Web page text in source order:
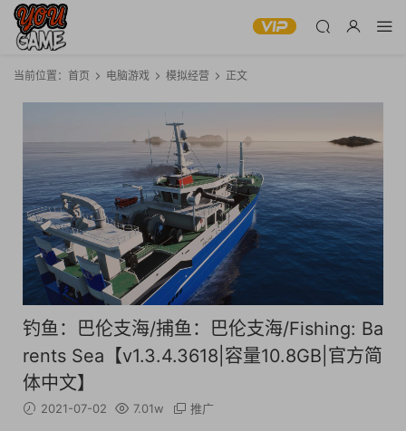
当前位置： 首页 电脑游戏 模拟经营 正文
钓鱼：巴伦支海/捕鱼：巴伦支海/Fishing: Ba
rents Sea【v1.3.4.3618|容量10.8GB|官方简
体中文】
2021-07-02 7.01w 推广